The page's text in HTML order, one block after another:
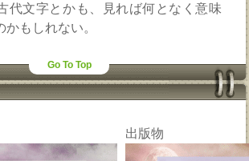
代文字とかも、見れば何となく意味
もしれない。
Go To Top
出版物